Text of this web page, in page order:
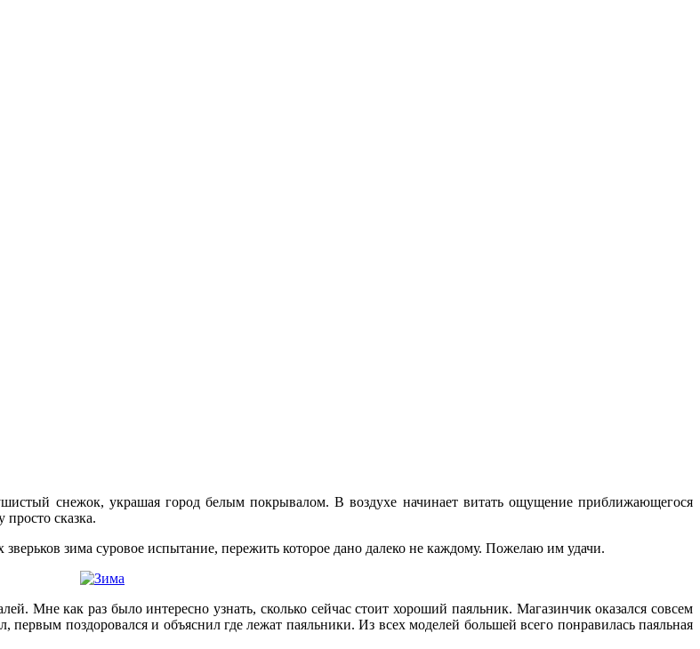
снежок, украшая город белым покрывалом. В воздухе начинает витать ощущение приближающегося
сказка.
зима суровое испытание, пережить которое дано далеко не каждому. Пожелаю им удачи.
Мне как раз было интересно узнать, сколько сейчас стоит хороший паяльник. Магазинчик оказался совсем
поздоровался и объяснил где лежат паяльники. Из всех моделей большей всего понравилась паяльная